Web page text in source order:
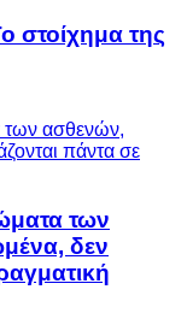
στοίχημα της
των
δεν